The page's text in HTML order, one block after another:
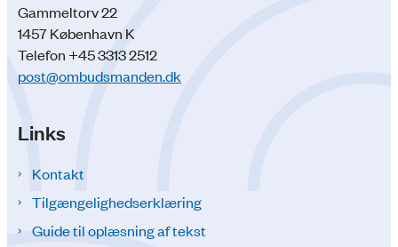
Gammeltorv 22
1457 København K
Telefon +45 3313 2512
post@ombudsmanden.dk
Links
Kontakt
Tilgængelighedserklæring
Guide til oplæsning af tekst